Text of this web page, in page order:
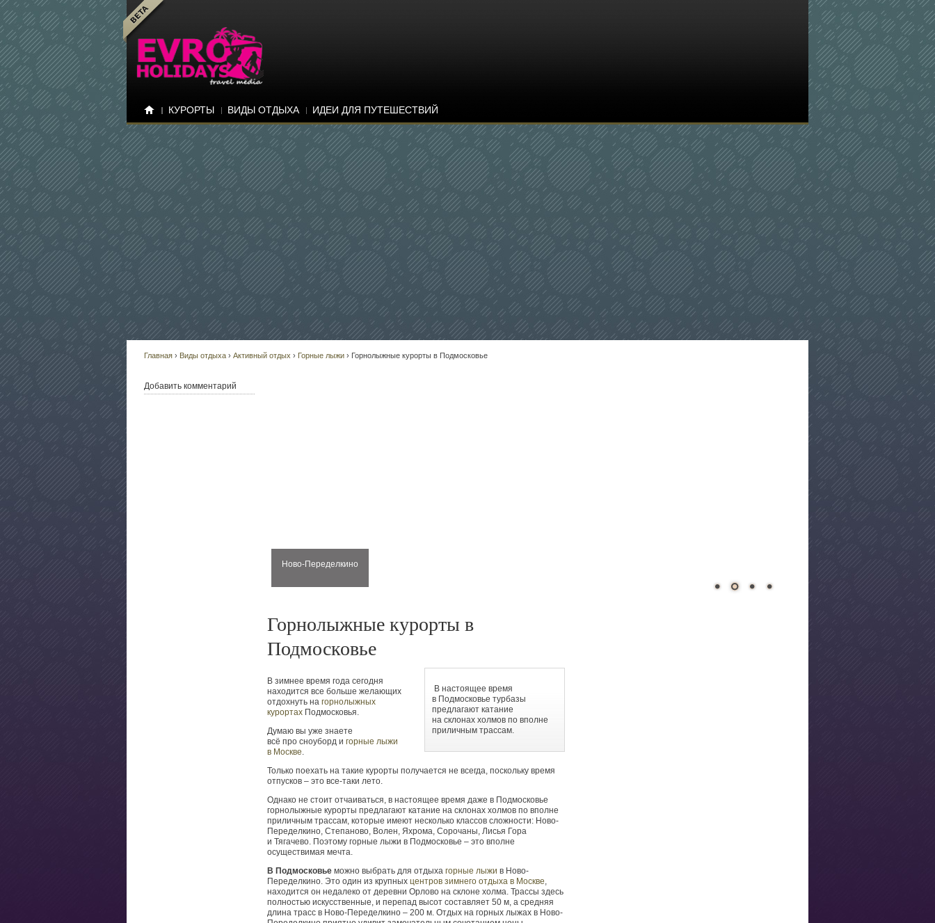
КУРОРТЫ ВИДЫ ОТДЫХА ИДЕИ ДЛЯ ПУТЕШЕСТВИЙ
Главная › Виды отдыха › Активный отдых › Горные лыжи › Горнолыжные курорты в Подмосковье
Ново-Переделкино
Горнолыжные курорты в
Подмосковье
В настоящее время
в Подмосковье турбазы
предлагают катание
на склонах холмов по вполне
приличным трассам.
В зимнее время года сегодня
находится все больше желающих
отдохнуть на горнолыжных
курортах Подмосковья.
Думаю вы уже знаете
всё про сноуборд и горные лыжи
в Москве.
Только поехать на такие курорты получается не всегда, поскольку время
отпусков – это все-таки лето.
Однако не стоит отчаиваться, в настоящее время даже в Подмосковье
горнолыжные курорты предлагают катание на склонах холмов по вполне
приличным трассам, которые имеют несколько классов сложности: Ново-
Переделкино, Степаново, Волен, Яхрома, Сорочаны, Лисья Гора
и Тягачево. Поэтому горные лыжи в Подмосковье – это вполне
осуществимая мечта.
В Подмосковье можно выбрать для отдыха горные лыжи в Ново-
Переделкино. Это один из крупных центров зимнего отдыха в Москве,
находится он недалеко от деревни Орлово на склоне холма. Трассы здесь
полностью искусственные, и перепад высот составляет 50 м, а средняя
длина трасс в Ново-Переделкино – 200 м. Отдых на горных лыжах в Ново-
Добавить комментарий